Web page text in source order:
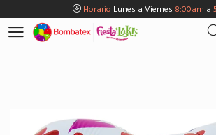
Horario Lunes a Viernes 8:00am a
HorarioSábados
HorarioDomingos y Fest. 9:00ama